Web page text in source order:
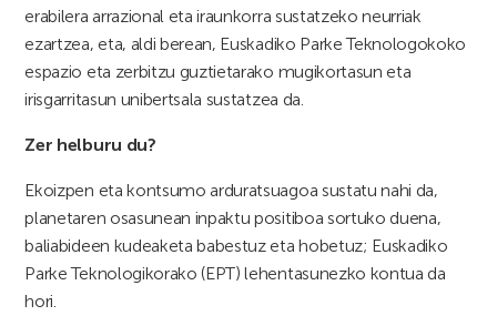
erabilera arrazional eta iraunkorra sustatzeko neurriak
ezartzea, eta, aldi berean, Euskadiko Parke Teknologokoko
espazio eta zerbitzu guztietarako mugikortasun eta
irisgarritasun unibertsala sustatzea da.
Zer helburu du?
Ekoizpen eta kontsumo arduratsuagoa sustatu nahi da,
planetaren osasunean inpaktu positiboa sortuko duena,
baliabideen kudeaketa babestuz eta hobetuz; Euskadiko
Parke Teknologikorako (EPT) lehentasunezko kontua da
hori.